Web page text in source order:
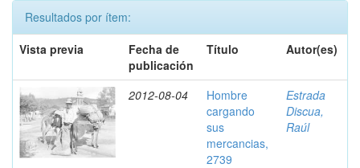
Resultados por ítem:
Vista previa
Fecha de
publicación
Título Autor(es)
2012-08-04
Hombre
cargando
sus
mercancias,
2739
Estrada
Discua,
Raúl